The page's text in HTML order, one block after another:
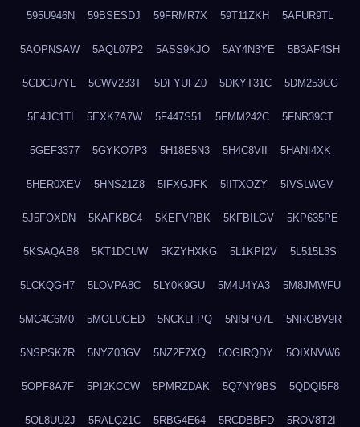
595U946N 59BSESDJ 59FRMR7X 59T11ZKH 5AFUR9TL
5AOPNSAW 5AQL07P2 5ASS9KJO 5AY4N3YE 5B3AF4SH
5CDCU7YL 5CWV233T 5DFYUFZ0 5DKYT31C 5DM253CG
5E4JC1TI 5EXK7A7W 5F447S51 5FMM242C 5FNR39CT
5GEF3377 5GYKO7P3 5H18E5N3 5H4C8VII 5HANI4XK
5HER0XEV 5HNS21Z8 5IFXGJFK 5IITXOZY 5IVSLWGV
5J5FOXDN 5KAFKBC4 5KEFVRBK 5KFBILGV 5KP635PE
5KSAQAB8 5KT1DCUW 5KZYHXKG 5L1KPI2V 5L515L3S
5LCKQGH7 5LOVPA8C 5LY0K9GU 5M4U4YA3 5M8JMWFU
5MC4C6M0 5MOLUGED 5NCKLFPQ 5NI5PO7L 5NROBV9R
5NSPSK7R 5NYZ03GV 5NZ2F7XQ 5OGIRQDY 5OIXNVW6
5OPF8A7F 5PI2KCCW 5PMRZDAK 5Q7NY9BS 5QDQI5F8
5QL8UU2J 5RALQ21C 5RBG4E64 5RCDBBFD 5ROV8T2I